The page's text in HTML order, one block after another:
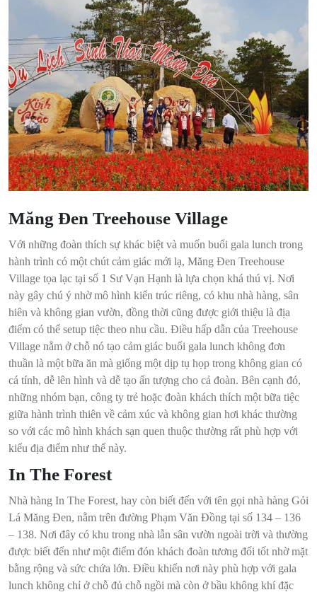
Măng Đen Treehouse Village
Với những đoàn thích sự khác biệt và muốn buổi gala lunch trong
hành trình có một chút cảm giác mới lạ, Măng Đen Treehouse
Village tọa lạc tại số 1 Sư Vạn Hạnh là lựa chọn khá thú vị. Nơi
này gây chú ý nhờ mô hình kiến trúc riêng, có khu nhà hàng, sân
hiên và không gian vườn, đồng thời cũng được giới thiệu là địa
điểm có thể setup tiệc theo nhu cầu. Điều hấp dẫn của Treehouse
Village nằm ở chỗ nó tạo cảm giác buổi gala lunch không đơn
thuần là một bữa ăn mà giống một dịp tụ họp trong không gian có
cá tính, dễ lên hình và dễ tạo ấn tượng cho cả đoàn. Bên cạnh đó,
những nhóm bạn, công ty trẻ hoặc đoàn khách thích một bữa tiệc
giữa hành trình thiên về cảm xúc và không gian hơi khác thường
so với các mô hình khách sạn quen thuộc thường rất phù hợp với
kiểu địa điểm như thế này.
In The Forest
Nhà hàng In The Forest, hay còn biết đến với tên gọi nhà hàng Gỏi
Lá Măng Đen, nằm trên đường Phạm Văn Đồng tại số 134 – 136
– 138. Nơi đây có khu trong nhà lẫn sân vườn ngoài trời và thường
được biết đến như một điểm đón khách đoàn tương đối tốt nhờ mặt
bằng rộng và sức chứa lớn. Điều khiến nơi này phù hợp với gala
lunch không chỉ ở chỗ đủ chỗ ngồi mà còn ở bầu không khí đặc